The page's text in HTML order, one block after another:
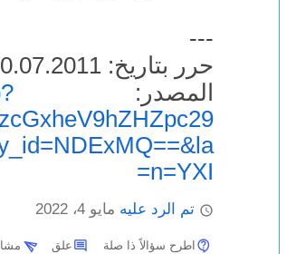
---
حرر بتاريخ: 30.07.2011
المصدر:
n=YXI=
تم الرد عليه مايو 4، 2022
اطرح سؤالاً ذا صلة علق